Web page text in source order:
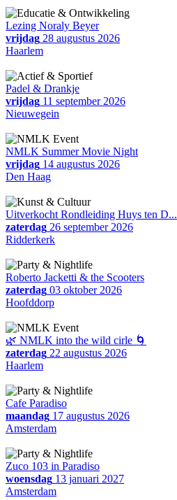
Lezing Noraly Beyer
vrijdag 28 augustus 2026
Haarlem
Padel & Drankje
vrijdag 11 september 2026
Nieuwegein
NMLK Summer Movie Night
vrijdag 14 augustus 2026
Den Haag
Uitverkocht Rondleiding Huys ten D...
zaterdag 26 september 2026
Ridderkerk
Roberto Jacketti & the Scooters
zaterdag 03 oktober 2026
Hoofddorp
🌿 NMLK into the wild cirle 🌀
zaterdag 22 augustus 2026
Haarlem
Cafe Paradiso
maandag 17 augustus 2026
Amsterdam
Zuco 103 in Paradiso
woensdag 13 januari 2027
Amsterdam